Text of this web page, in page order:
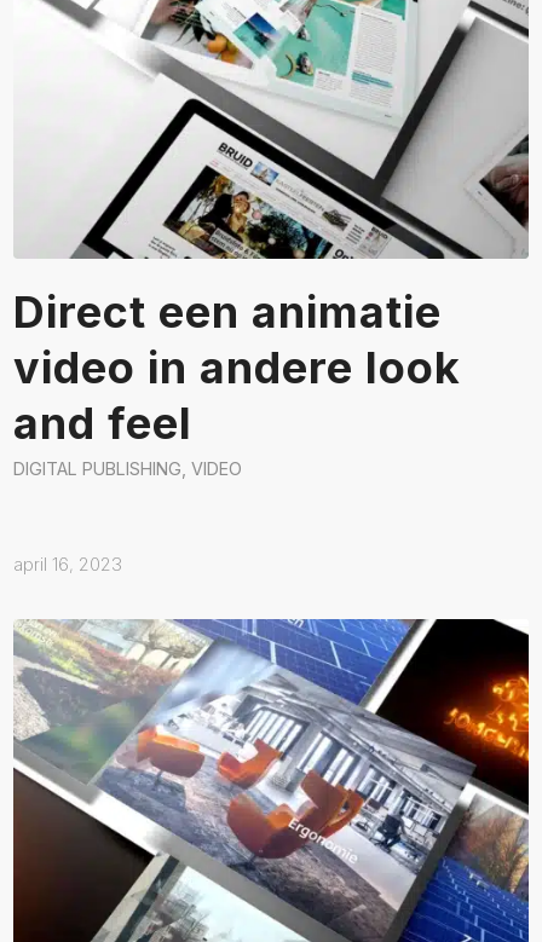
Direct een animatie
video in andere look
and feel
DIGITAL PUBLISHING ,VIDEO
april 16, 2023